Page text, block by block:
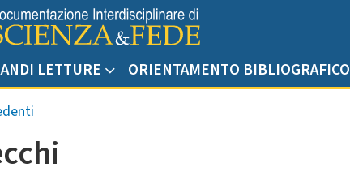
LETTURE ORIENTAMENTO BIBLIOGRAFICO